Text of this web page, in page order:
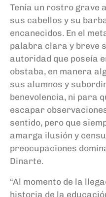
Tenía un rostro grave
sus cabellos y su
encanecidos. En el
palabra clara y breve
autoridad que poseía
obstaba, en manera
sus alumnos y
benevolencia, ni para
escapar
sentido, pero que
amarga ilusión y
preocupaciones
Dinarte.
“Al momento de la
historia de la